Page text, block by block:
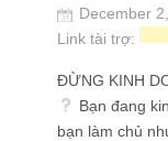
December
Link tài trợ:
ĐỪNG KINH
Bạn đang
bạn làm chủ